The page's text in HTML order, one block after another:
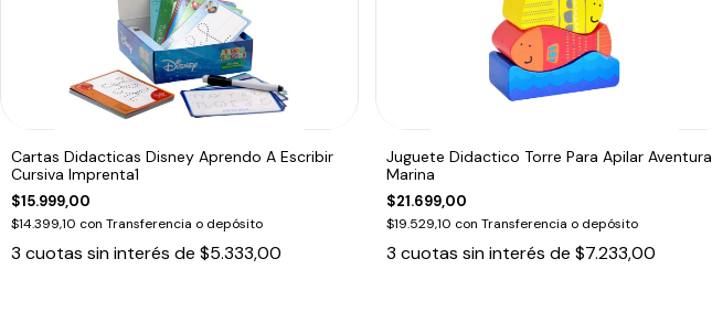
Cartas Didacticas Disney Aprendo A Escribir
Cursiva Imprenta1
$15.999,00
$14.399,10 con Transferencia o depósito
3 cuotas sin interés de $5.333,00
Juguete Didactico Torre Para Apilar Aventura
Marina
$21.699,00
$19.529,10 con Transferencia o depósito
3 cuotas sin interés de $7.233,00